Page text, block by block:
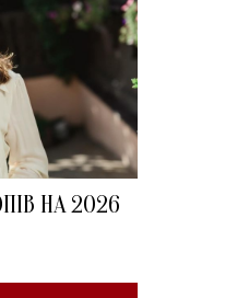
НА 2026